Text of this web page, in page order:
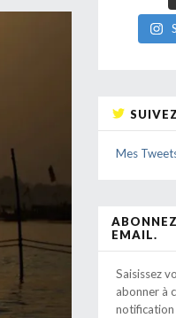
Mes
EMAIL.
Saisissez
abonner à
notification